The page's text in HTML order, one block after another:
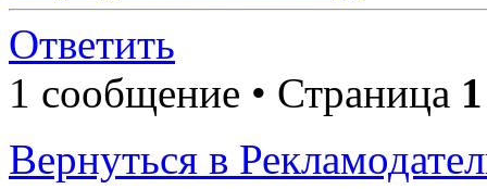
Ответить
1 сообщение • Страница 1
Вернуться в